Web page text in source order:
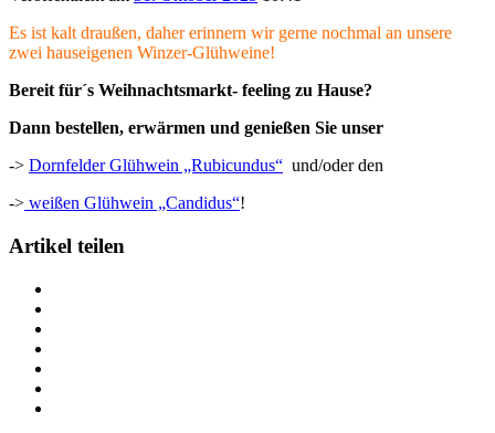
Es ist kalt draußen, daher erinnern wir gerne nochmal an unsere
zwei hauseigenen Winzer-Glühweine!
Bereit für´s Weihnachtsmarkt- feeling zu Hause?
Dann bestellen, erwärmen und genießen Sie unser
-> Dornfelder Glühwein „Rubicundus“ und/oder den
-> weißen Glühwein „Candidus“!
Artikel teilen